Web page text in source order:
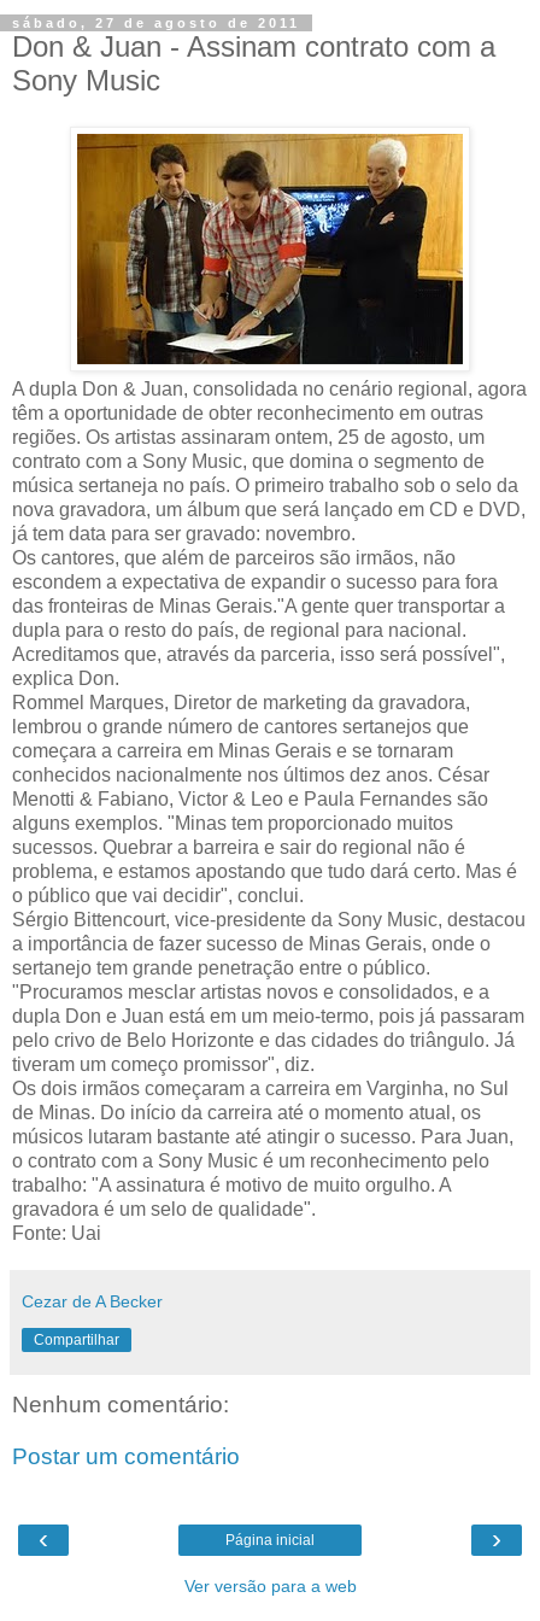
sábado, 27 de agosto de 2011
Don & Juan - Assinam contrato com a
Sony Music
A dupla Don & Juan, consolidada no cenário regional, agora
têm a oportunidade de obter reconhecimento em outras
regiões. Os artistas assinaram ontem, 25 de agosto, um
contrato com a Sony Music, que domina o segmento de
música sertaneja no país. O primeiro trabalho sob o selo da
nova gravadora, um álbum que será lançado em CD e DVD,
já tem data para ser gravado: novembro.
Os cantores, que além de parceiros são irmãos, não
escondem a expectativa de expandir o sucesso para fora
das fronteiras de Minas Gerais."A gente quer transportar a
dupla para o resto do país, de regional para nacional.
Acreditamos que, através da parceria, isso será possível",
explica Don.
Rommel Marques, Diretor de marketing da gravadora,
lembrou o grande número de cantores sertanejos que
começara a carreira em Minas Gerais e se tornaram
conhecidos nacionalmente nos últimos dez anos. César
Menotti & Fabiano, Victor & Leo e Paula Fernandes são
alguns exemplos. "Minas tem proporcionado muitos
sucessos. Quebrar a barreira e sair do regional não é
problema, e estamos apostando que tudo dará certo. Mas é
o público que vai decidir", conclui.
Sérgio Bittencourt, vice-presidente da Sony Music, destacou
a importância de fazer sucesso de Minas Gerais, onde o
sertanejo tem grande penetração entre o público.
"Procuramos mesclar artistas novos e consolidados, e a
dupla Don e Juan está em um meio-termo, pois já passaram
pelo crivo de Belo Horizonte e das cidades do triângulo. Já
tiveram um começo promissor", diz.
Os dois irmãos começaram a carreira em Varginha, no Sul
de Minas. Do início da carreira até o momento atual, os
músicos lutaram bastante até atingir o sucesso. Para Juan,
o contrato com a Sony Music é um reconhecimento pelo
trabalho: "A assinatura é motivo de muito orgulho. A
gravadora é um selo de qualidade".
Fonte: Uai
Cezar de A Becker
Compartilhar
Nenhum comentário:
Postar um comentário
‹ ›
Página inicial
Ver versão para a web